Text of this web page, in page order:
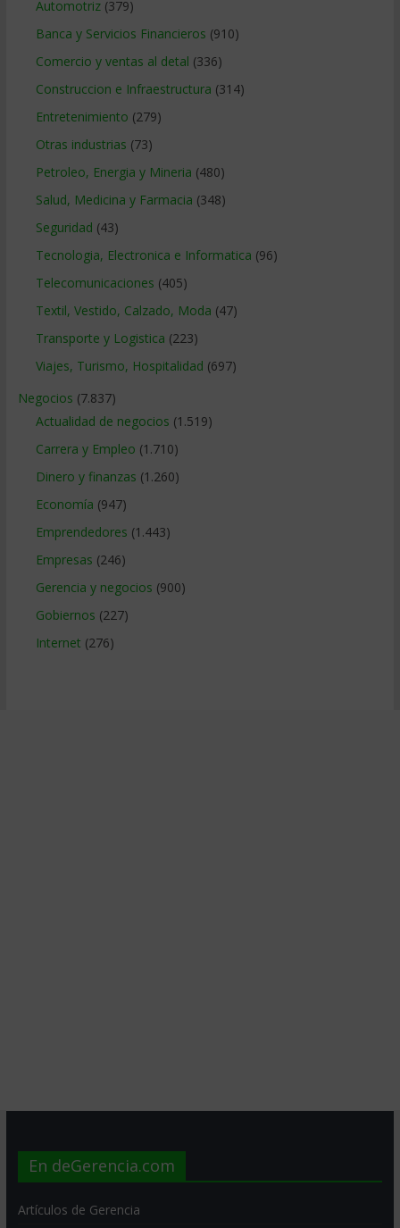
Automotriz(379)
Banca y Servicios Financieros (910)
Comercio y ventas al detal (336)
Construccion e Infraestructura (314)
Entretenimiento (279)
Otras industrias (73)
Petroleo, Energia y Mineria (480)
Salud, Medicina y Farmacia (348)
Seguridad (43)
Tecnologia, Electronica e Informatica (96)
Telecomunicaciones (405)
Textil, Vestido, Calzado, Moda (47)
Transporte y Logistica (223)
Viajes, Turismo, Hospitalidad (697)
Negocios (7.837)
Actualidad de negocios (1.519)
Carrera y Empleo (1.710)
Dinero y finanzas (1.260)
Economía (947)
Emprendedores (1.443)
Empresas (246)
Gerencia y negocios (900)
Gobiernos (227)
Internet (276)
En deGerencia.com
Artículos de Gerencia